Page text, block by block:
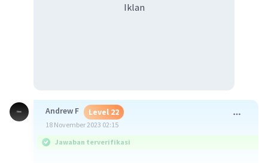
Iklan
Andrew F Level 22
18 November 2023 02:15
Jawaban terverifikasi